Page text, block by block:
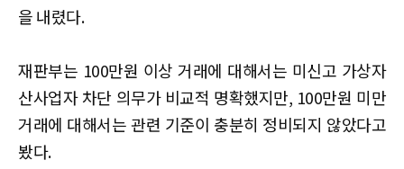
을 내렸다.
재판부는 100만원 이상 거래에 대해서는 미신고 가상자
산사업자 차단 의무가 비교적 명확했지만, 100만원 미만
거래에 대해서는 관련 기준이 충분히 정비되지 않았다고
봤다.